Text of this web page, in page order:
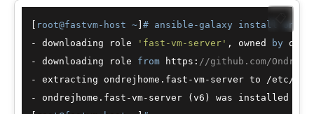
[ root@fastvm-host ~] # ansible-galaxy install
- downloading role
'fast-vm-server' , owned by
- downloading role from https: //github.com/
- extracting ondrejhome.fast-vm-server to /etc/
- ondrejhome.fast-vm-server (v6) was installed